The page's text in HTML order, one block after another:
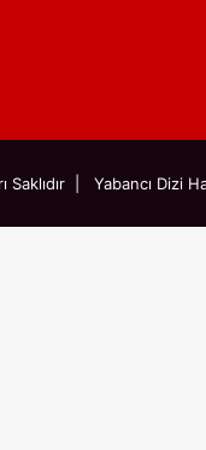
Saklıdır | Yabancı Dizi